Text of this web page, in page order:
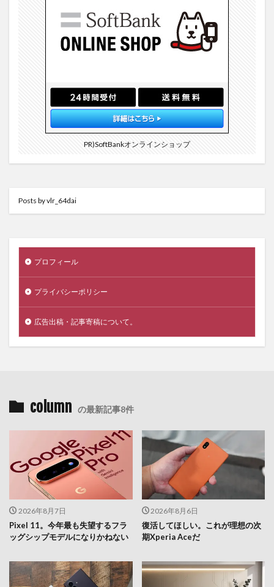
PR)SoftBankオンラインショップ
Posts by vlr_64dai
プロフィール
プライバシーポリシー
広告出稿・記事寄稿について。
column の最新記事8件
2026年8月7日
Pixel 11。今年最も失望するフラ
ッグシップモデルになりかねない
2026年8月6日
復活してほしい。これが理想の次
期Xperia Aceだ